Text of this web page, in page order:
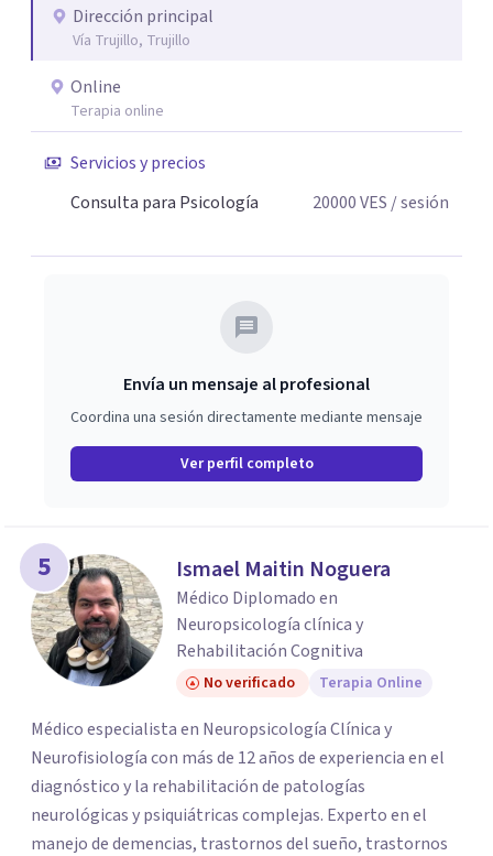
Dirección principal
Vía Trujillo, Trujillo
Online
Terapia online
Servicios y precios
Consulta para Psicología
20000VES / sesión
Envía un mensaje al profesional
Coordina una sesión directamente mediante mensaje
Ver perfil completo
5 Ismael Maitin Noguera
Médico Diplomado en
Neuropsicología clínica y
Rehabilitación Cognitiva
No verificado Terapia Online
Médico especialista en Neuropsicología Clínica y
Neurofisiología con más de 12 años de experiencia en el
diagnóstico y la rehabilitación de patologías
neurológicas y psiquiátricas complejas. Experto en el
manejo de demencias, trastornos del sueño, trastornos